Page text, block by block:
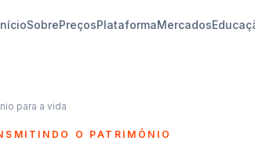
SobrePreçosPlataformaMercados
para a vida
O PATRIMÔNIO